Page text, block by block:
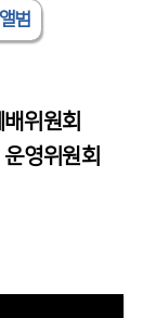
범
배위원회
운영위원회